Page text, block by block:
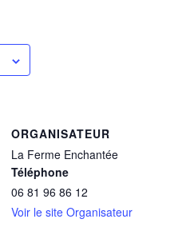
ORGANISATEUR
La Ferme Enchantée
Téléphone
06 81 96 86 12
Voir le site Organisateur